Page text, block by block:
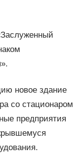
новое здание
со стационаром
предприятия